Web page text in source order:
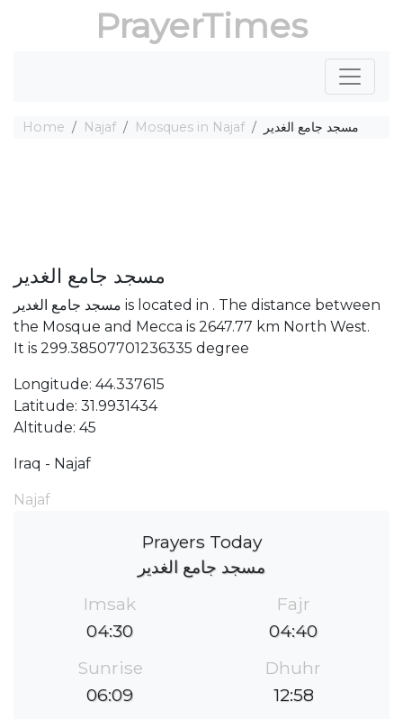
PrayerTimes
Home Najaf Mosques in Najaf مسجد جامع الغدير
مسجد جامع الغدير
مسجد جامع الغدير is located in . The distance between
the Mosque and Mecca is 2647.77 km North West.
It is 299.38507701236335 degree
Longitude: 44.337615
Latitude: 31.9931434
Altitude: 45
Iraq - Najaf
Najaf
Prayers Today
مسجد جامع الغدير
Imsak
04:30
Fajr
04:40
Sunrise
06:09
Dhuhr
12:58